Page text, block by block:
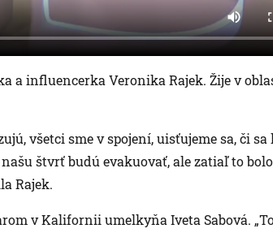
a influencerka Veronika Rajek. Žije v
všetci sme v spojení, uisťujeme sa, či sa
štvrť budú evakuovať, ale zatiaľ to
Rajek.
v Kalifornii umelkyňa Iveta Sabová.